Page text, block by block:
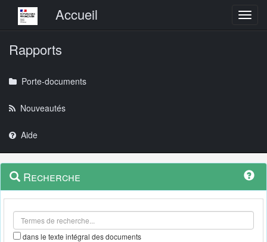
Menu principalAccueil
Rapports
Porte-documents
Nouveautés
Aide
Navigation
outils
Menu
contextuel
Recherche
dans le texte intégral des documents